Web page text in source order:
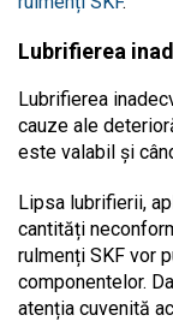
Lubrifierea
Lubrifierea
cauze ale
este valabil și
Lipsa lubrifierii,
cantități
rulmenți SKF vor
componentelor.
atenția cuvenită